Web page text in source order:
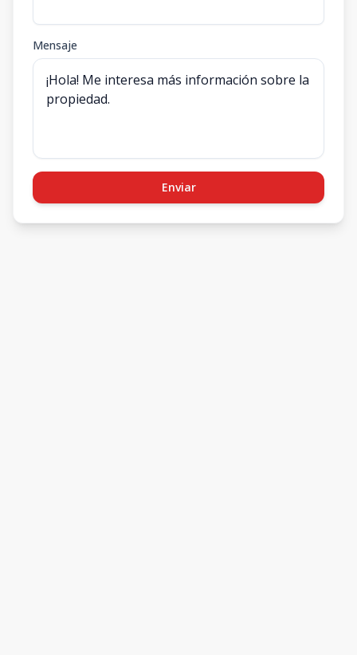
Mensaje
Enviar